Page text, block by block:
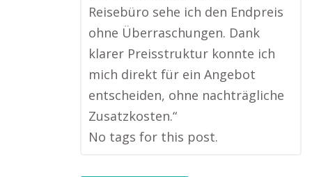
Reisebüro sehe ich den Endpreis
ohne Überraschungen. Dank
klarer Preisstruktur konnte ich
mich direkt für ein Angebot
entscheiden, ohne nachträgliche
Zusatzkosten.“
No tags for this post.